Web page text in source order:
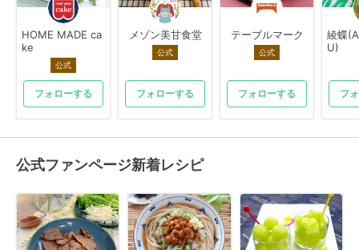
HOME MADE ca
ke
公式
フォローする
メゾン美甘食堂
公式
フォローする
テーブルマーク
公式
フォローする
綾蝶
U)
フ
公式ファンページ新着レシピ